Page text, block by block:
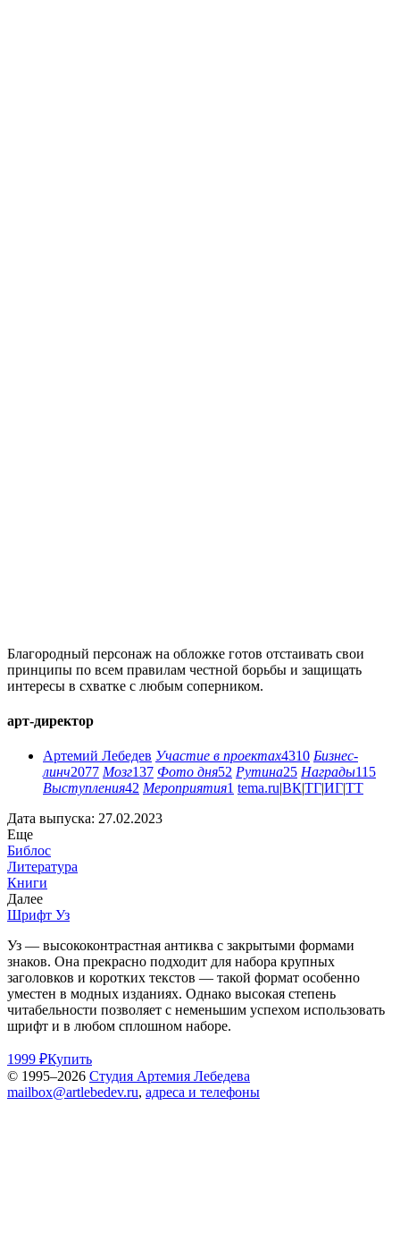
Благородный персонаж на обложке готов отстаивать свои
принципы по всем правилам честной борьбы и защищать
интересы в схватке с любым соперником.
арт-директор
Артемий Лебедев Участие в проектах4310 Бизнес-
линч2077 Мозг137 Фото дня52 Рутина25 Награды115
Выступления42 Мероприятия1 tema.ru|ВК|ТГ|ИГ|ТТ
Дата выпуска: 27.02.2023
Еще
Библос
Литература
Книги
Далее
Шрифт Уз
Уз — высококонтрастная антиква с закрытыми формами
знаков. Она прекрасно подходит для набора крупных
заголовков и коротких текстов — такой формат особенно
уместен в модных изданиях. Однако высокая степень
читабельности позволяет с неменьшим успехом использовать
шрифт и в любом сплошном наборе.
1999 ₽Купить
© 1995–2026 Студия Артемия Лебедева
mailbox@artlebedev.ru, адреса и телефоны